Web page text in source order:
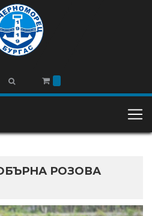
РОЗОВА